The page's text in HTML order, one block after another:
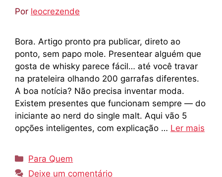
Por leocrezende
Bora. Artigo pronto pra publicar, direto ao
ponto, sem papo mole. Presentear alguém que
gosta de whisky parece fácil… até você travar
na prateleira olhando 200 garrafas diferentes.
A boa notícia? Não precisa inventar moda.
Existem presentes que funcionam sempre — do
iniciante ao nerd do single malt. Aqui vão 5
opções inteligentes, com explicação … Ler mais
Categorias
Para Quem
Deixe um comentário